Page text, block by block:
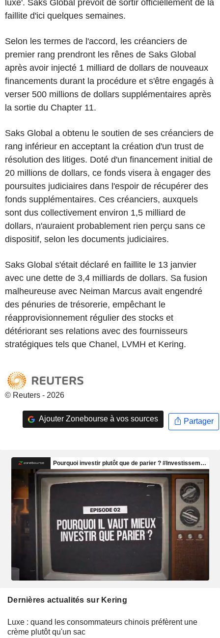
luxe'. Saks Global prévoit de sortir officiellement de la
faillite d'ici quelques semaines.
Selon les termes de l'accord, les créanciers de
premier rang prendront les rênes de Saks Global
après avoir injecté 1 milliard de dollars de nouveaux
financements durant la procédure et s'être engagés à
verser 500 millions de dollars supplémentaires après
la sortie du Chapter 11.
Saks Global a obtenu le soutien de ses créanciers de
rang inférieur en acceptant la création d'un trust de
résolution des litiges. Doté d'un financement initial de
20 millions de dollars, ce fonds visera à engager des
poursuites judiciaires dans l'espoir de récupérer des
fonds supplémentaires. Ces créanciers, auxquels
sont dus collectivement environ 1,5 milliard de
dollars, n'auraient probablement rien perçu sans ce
dispositif, selon les documents judiciaires.
Saks Global s'était déclaré en faillite le 13 janvier
avec une dette de 3,4 milliards de dollars. Sa fusion
malheureuse avec Neiman Marcus avait engendré
des pénuries de trésorerie, empêchant le
réapprovisionnement régulier des stocks et
détériorant ses relations avec des fournisseurs
stratégiques tels que Chanel, LVMH et Kering.
© Reuters - 2026
Ajouter Zonebourse à vos sources Partager
Dernières actualités sur Kering
Luxe : quand les consommateurs chinois préfèrent une
crème plutôt qu'un sac